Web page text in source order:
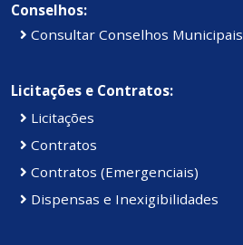
Conselhos:
Consultar Conselhos Municipais
Licitações e Contratos:
Licitações
Contratos
Contratos (Emergenciais)
Dispensas e Inexigibilidades